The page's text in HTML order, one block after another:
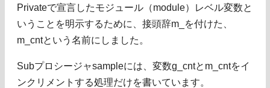
Privateで宣言したモジュール（module）レベル変数と
いうことを明示するために、接頭辞m_を付けた、
m_cntという名前にしました。
Subプロシージャsampleには、変数g_cntとm_cntをイ
ンクリメントする処理だけを書いています。